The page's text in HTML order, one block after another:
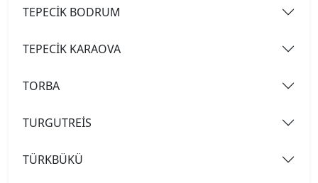
TEPECİK BODRUM
TEPECİK KARAOVA
TORBA
TURGUTREİS
TÜRKBÜKÜ